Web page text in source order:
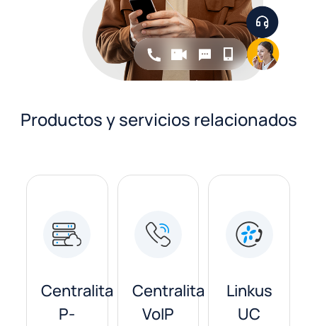
Productos y servicios relacionados
Centralita
P-
Centralita
VoIP
Linkus
UC